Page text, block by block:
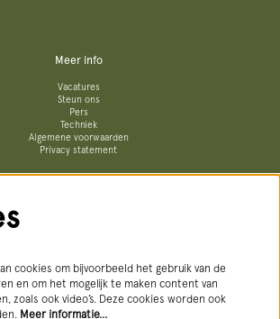
Meer info
Vacatures
Steun ons
Pers
Techniek
Algemene voorwaarden
Privacy statement
cookies om bijvoorbeeld het gebruik van de
en om het mogelijk te maken content van
zoals ook video’s. Deze cookies worden ook
Meer informatie…